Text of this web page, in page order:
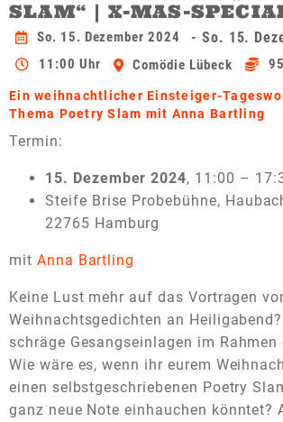
SLAM“ | X-MAS-
So. 15. Dezember 2024 - So. 15.
11:00 Uhr Comödie Lübeck
Ein weihnachtlicher Einsteiger-
Thema Poetry Slam mit Anna Bartling
Termin:
15. Dezember 2024, 11:00 –
Steife Brise Probebühne,
22765 Hamburg
mit Anna Bartling
Keine Lust mehr auf das Vortragen
Weihnachtsgedichten an
schräge Gesangseinlagen im Rahmen
Wie wäre es, wenn ihr eurem
einen selbstgeschriebenen Poetry
ganz neue Note einhauchen könntet?